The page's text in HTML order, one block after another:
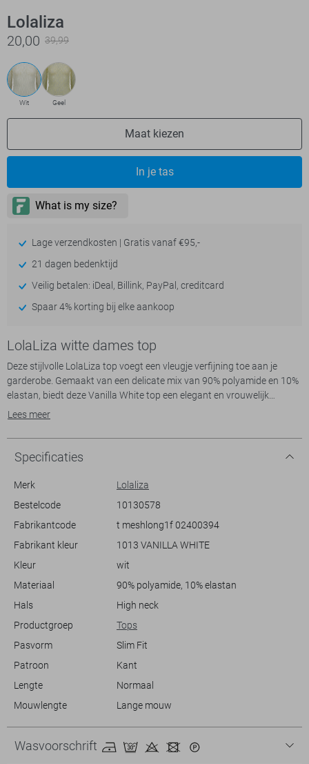
Lolaliza
20,00 39,99
Wit Geel
Maat kiezen
In je tas
Lage verzendkosten | Gratis vanaf €95,-
21 dagen bedenktijd
Veilig betalen: iDeal, Billink, PayPal, creditcard
Spaar 4% korting bij elke aankoop
LolaLiza witte dames top
Deze stijlvolle LolaLiza top voegt een vleugje verfijning toe aan je
garderobe. Gemaakt van een delicate mix van 90% polyamide en 10%
elastan, biedt deze Vanilla White top een elegant en vrouwelijk
kantpatroon. De slim fit pasvorm accentueert je figuur, terwijl de hoge
gelegenheden dankzij de ademende stof en de normal fit lengte.
Met de lange mouwen en subtiele details, past deze top perfect bij
zowel casual als meer geklede outfits. Combineer hem met een nette
rok voor een avondje uit of geef je dagelijkse look een chique upgrade
relaxte dag voor de boeg hebt, deze LolaLiza top is een veelzijdige
keuze. Het geraffineerde ontwerp zorgt ervoor dat je zowel overdag
als 's avonds stijlvol voor de dag komt.
Lees meer
Specificaties
Merk
Lolaliza
Bestelcode
10130578
Fabrikantcode
t meshlong1f 02400394
Fabrikant kleur
1013 VANILLA WHITE
Kleur
wit
Materiaal
90% polyamide, 10% elastan
Hals
High neck
Productgroep
Tops
Pasvorm
Slim Fit
Patroon
Kant
Lengte
Normaal
Mouwlengte
Lange mouw
Wasvoorschrift